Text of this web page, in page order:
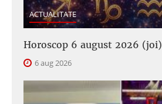
ACTUALITATE
Horoscop 6 august 2026 (joi)
6 aug 2026